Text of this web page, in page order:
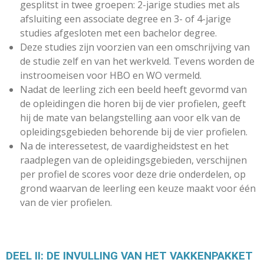
gesplitst in twee groepen: 2-jarige studies met als
afsluiting een associate degree en 3- of 4-jarige
studies afgesloten met een bachelor degree.
Deze studies zijn voorzien van een omschrijving van
de studie zelf en van het werkveld. Tevens worden de
instroomeisen voor HBO en WO vermeld.
Nadat de leerling zich een beeld heeft gevormd van
de opleidingen die horen bij de vier profielen, geeft
hij de mate van belangstelling aan voor elk van de
opleidingsgebieden behorende bij de vier profielen.
Na de interessetest, de vaardigheidstest en het
raadplegen van de opleidingsgebieden, verschijnen
per profiel de scores voor deze drie onderdelen, op
grond waarvan de leerling een keuze maakt voor één
van de vier profielen.
DEEL II: DE INVULLING VAN HET VAKKENPAKKET